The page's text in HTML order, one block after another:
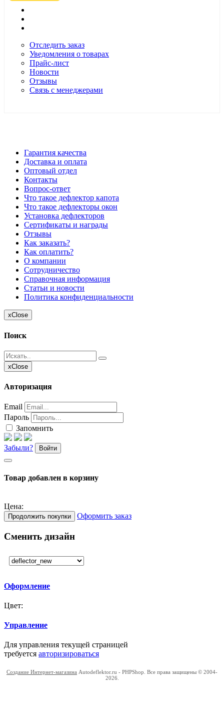
Отследить заказ
Уведомления о товарах
Прайс-лист
Новости
Отзывы
Связь с менеджерами
Гарантия качества
Доставка и оплата
Оптовый отдел
Контакты
Вопрос-ответ
Что такое дефлектор капота
Что такое дефлекторы окон
Установка дефлекторов
Сертификаты и награды
Отзывы
Как заказать?
Как оплатить?
О компании
Сотрудничество
Справочная информация
Статьи и новости
Политика конфиденциальности
xClose
Поиск
xClose
Авторизация
Email
Пароль
Запомнить
Забыли? Войти
Товар добавлен в корзину
Цена:
Продолжить покупки Оформить заказ
Сменить дизайн
Оформление
Цвет:
Управление
Для управления текущей страницей
требуется авторизироваться
Создание Интернет-магазина Autodeflektor.ru - PHPShop. Все права защищены © 2004-
2026.